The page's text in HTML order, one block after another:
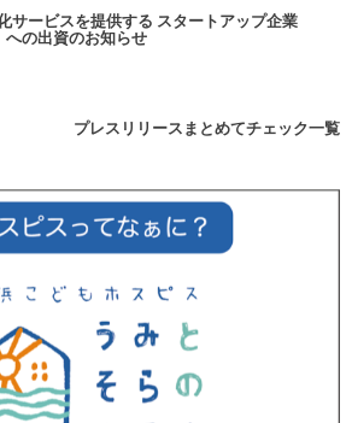
サービスを提供する スタートアップ企業
への出資のお知らせ
プレスリリースまとめてチェック一覧